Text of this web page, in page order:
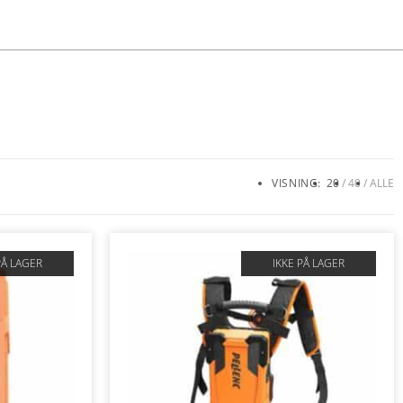
VISNING: 20 40 ALLE
LAGER IKKE PÅ LAGER